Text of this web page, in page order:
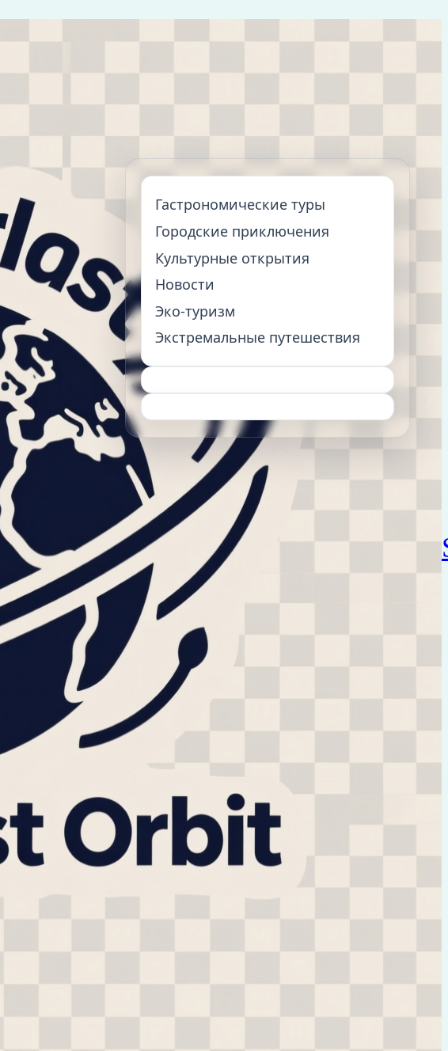
Гастрономические туры
Городские приключения
Культурные открытия
Новости
Эко-туризм
Экстремальные путешествия